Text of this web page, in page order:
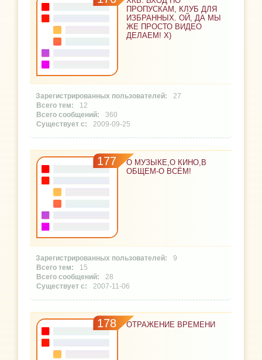
ПРОПУСКАМ, КЛУБ ДЛЯ
ИЗБРАННЫХ. ОЙ, ДА МЫ
ЖЕ ПРОСТО ВИДЕО
ДЕЛАЕМ! Х)
27
12
360
2009-09-25
177
О МУЗЫКЕ,О КИНО,В
ОБЩЕМ-О ВСЁМ!
9
15
28
2007-11-06
178 ОТРАЖЕНИЕ ВРЕМЕНИ